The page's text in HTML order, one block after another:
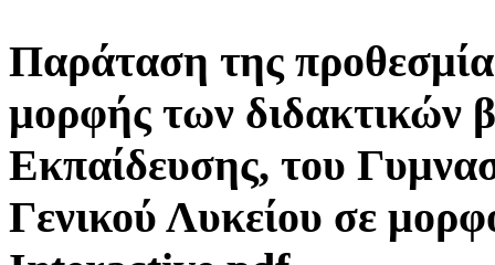
Παράταση της
μορφής των διδακτικών
Εκπαίδευσης, του
Γενικού Λυκείου σε